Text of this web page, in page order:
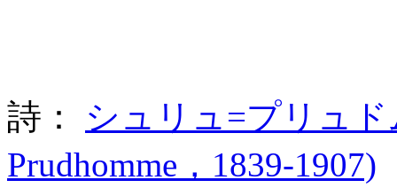
詩： シュリュ=プリュド
Prudhomme，1839-1907)